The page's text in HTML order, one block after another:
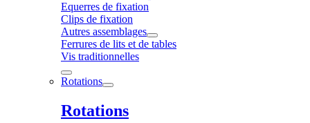
Equerres de fixation
Clips de fixation
Autres assemblages
Ferrures de lits et de tables
Vis traditionnelles
Rotations
Rotations